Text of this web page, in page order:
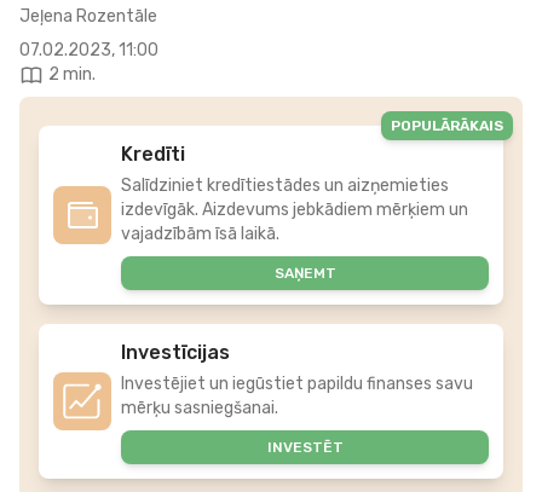
Jeļena Rozentāle
07.02.2023, 11:00
2 min.
Kredīti
Salīdziniet kredītiestādes un aizņemieties
izdevīgāk. Aizdevums jebkādiem mērķiem un
vajadzībām īsā laikā.
SAŅEMT
POPULĀRĀKAIS
Investīcijas
Investējiet un iegūstiet papildu finanses savu
mērķu sasniegšanai.
INVESTĒT